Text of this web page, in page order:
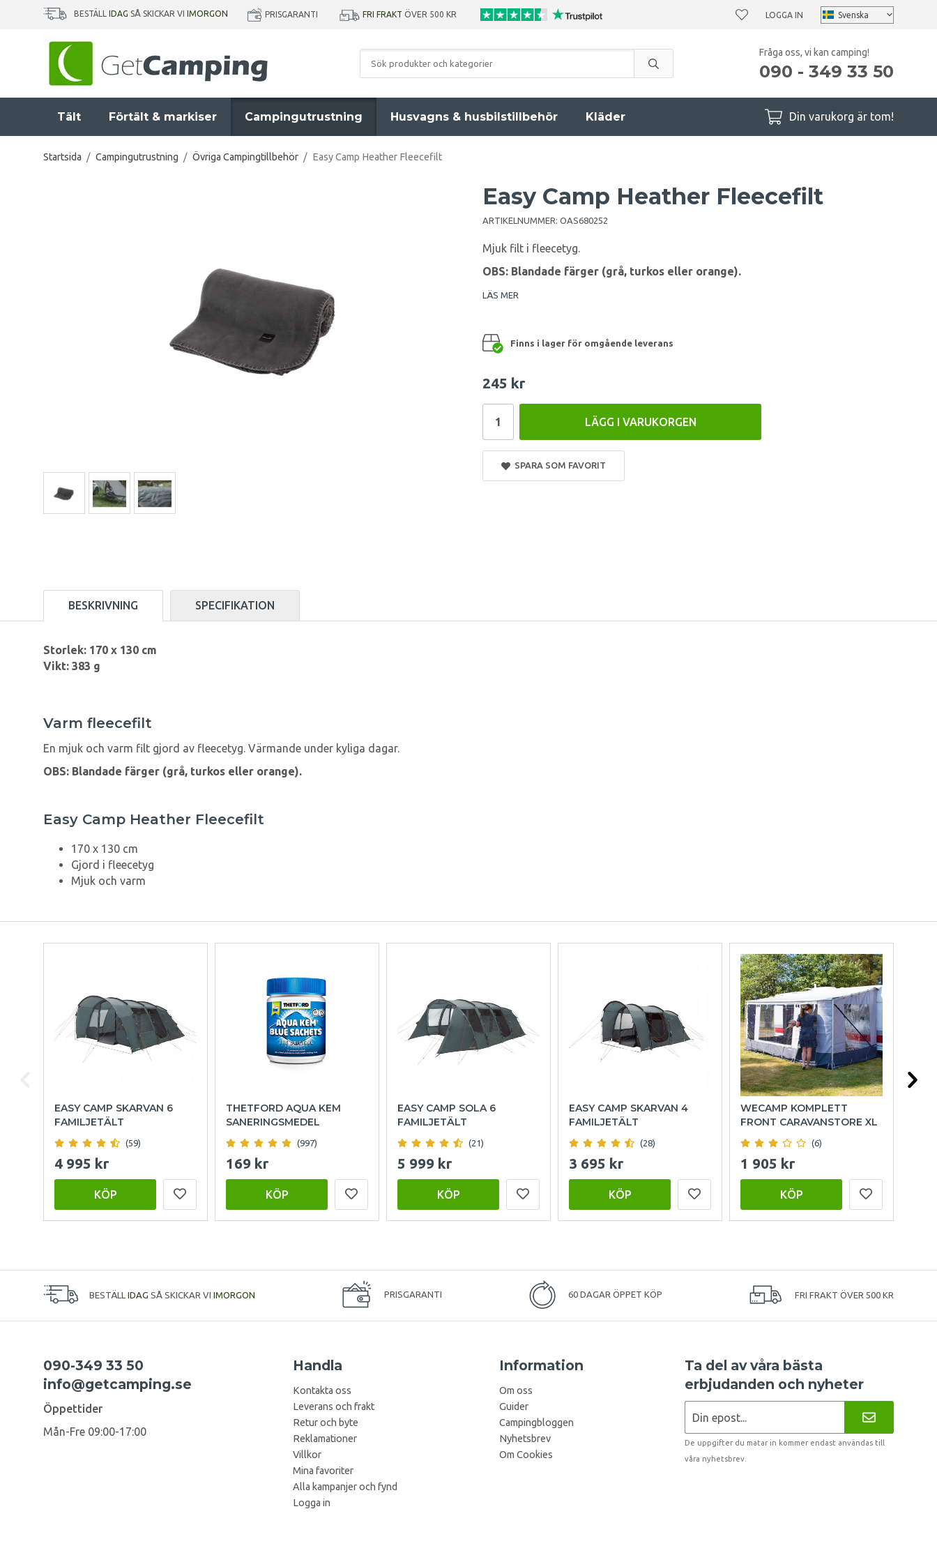
BESTÄLL IDAG SÅ SKICKAR VI IMORGON PRISGARANTI FRI FRAKT ÖVER 500 KR LOGGA IN
Fråga oss, vi kan camping!
090 - 349 33 50
Tält Förtält & markiser Campingutrustning Husvagns & husbilstillbehör Kläder Din varukorg är tom!
Startsida / Campingutrustning / Övriga Campingtillbehör / Easy Camp Heather Fleecefilt
Easy Camp Heather Fleecefilt
ARTIKELNUMMER: OAS680252
Mjuk filt i fleecetyg.
OBS: Blandade färger (grå, turkos eller orange).
LÄS MER
Finns i lager för omgående leverans
245 kr
LÄGG I VARUKORGEN
SPARA SOM FAVORIT
BESKRIVNING SPECIFIKATION
Storlek: 170 x 130 cm
Vikt: 383 g
Varm fleecefilt
En mjuk och varm filt gjord av fleecetyg. Värmande under kyliga dagar.
OBS: Blandade färger (grå, turkos eller orange).
Easy Camp Heather Fleecefilt
170 x 130 cm
Gjord i fleecetyg
Mjuk och varm
EASY CAMP SKARVAN 6
FAMILJETÄLT
(59)
4 995 kr
KÖP
THETFORD AQUA KEM
SANERINGSMEDEL
(997)
169 kr
KÖP
EASY CAMP SOLA 6
FAMILJETÄLT
(21)
5 999 kr
KÖP
EASY CAMP SKARVAN 4
FAMILJETÄLT
(28)
3 695 kr
KÖP
WECAMP KOMPLETT
FRONT CARAVANSTORE XL
(6)
1 905 kr
KÖP
BESTÄLL IDAG SÅ SKICKAR VI IMORGON PRISGARANTI 60 DAGAR ÖPPET KÖP FRI FRAKT ÖVER 500 KR
090-349 33 50
info@getcamping.se
Öppettider
Mån-Fre 09:00-17:00
Handla
Kontakta oss
Leverans och frakt
Retur och byte
Reklamationer
Villkor
Mina favoriter
Alla kampanjer och fynd
Logga in
Information
Om oss
Guider
Campingbloggen
Nyhetsbrev
Om Cookies
Ta del av våra bästa
erbjudanden och nyheter
De uppgifter du matar in kommer endast användas till
våra nyhetsbrev.